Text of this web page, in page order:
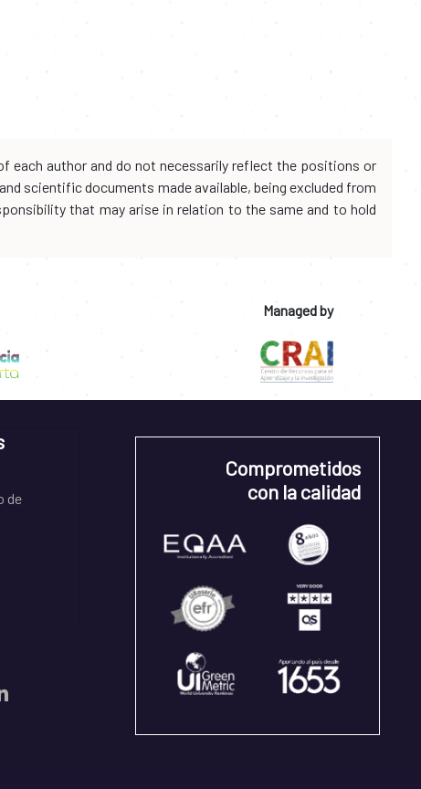
each author and do not necessarily reflect the positions or
scientific documents made available, being excluded from
that may arise in relation to the same and to hold
Managed by
de
Comprometidos
con la calidad